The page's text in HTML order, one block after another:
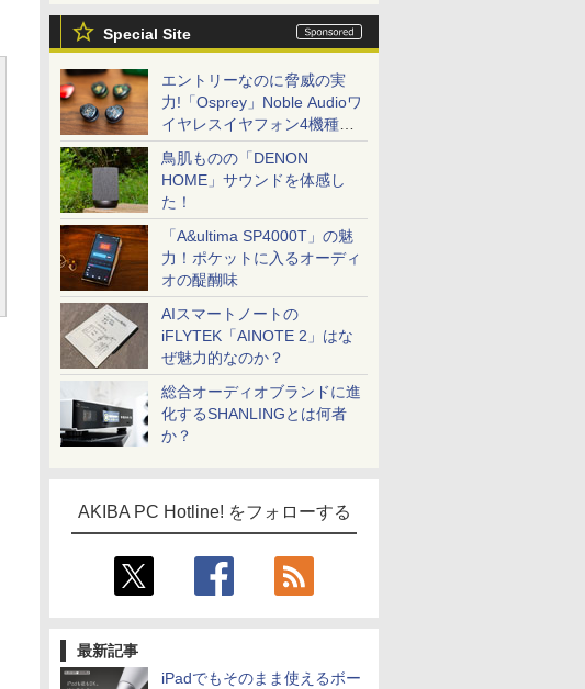
Special Site
エントリーなのに脅威の実
力!「Osprey」Noble Audioワ
イヤレスイヤフォン4機種を
一気に聴く
鳥肌ものの「DENON
HOME」サウンドを体感し
た！
「A&ultima SP4000T」の魅
力！ポケットに入るオーディ
オの醍醐味
AIスマートノートの
iFLYTEK「AINOTE 2」はな
ぜ魅力的なのか？
総合オーディオブランドに進
化するSHANLINGとは何者
か？
AKIBA PC Hotline! をフォローする
最新記事
iPadでもそのまま使えるボー